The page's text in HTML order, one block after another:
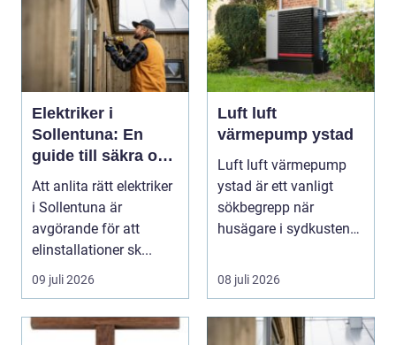
Elektriker i
Sollentuna: En
guide till säkra och
pålitliga
elinstallationer
Att anlita rätt elektriker
i Sollentuna är
avgörande för att
elinstallationer sk...
09 juli 2026
Luft luft
värmepump ystad
Luft luft värmepump
ystad är ett vanligt
sökbegrepp när
husägare i sydkusten
08 juli 2026